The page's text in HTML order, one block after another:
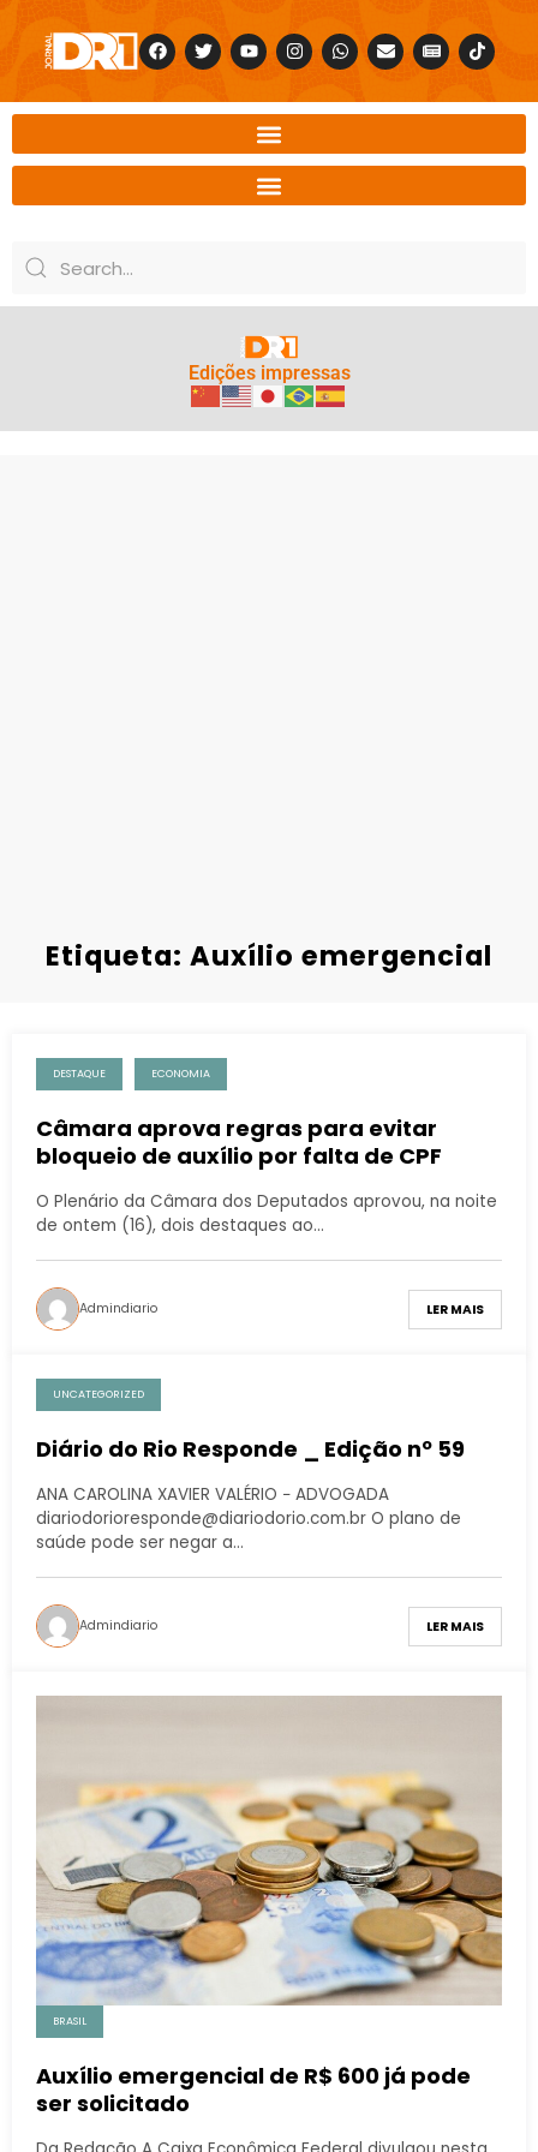
Edições impressas
Etiqueta: Auxílio emergencial
DESTAQUE ECONOMIA
Câmara aprova regras para evitar
bloqueio de auxílio por falta de CPF
O Plenário da Câmara dos Deputados aprovou, na noite
de ontem (16), dois destaques ao…
Admindiario LER MAIS
UNCATEGORIZED
Diário do Rio Responde _ Edição nº 59
ANA CAROLINA XAVIER VALÉRIO − ADVOGADA
diariodorioresponde@diariodorio.com.br O plano de
saúde pode ser negar a…
Admindiario LER MAIS
BRASIL
Auxílio emergencial de R$ 600 já pode
ser solicitado